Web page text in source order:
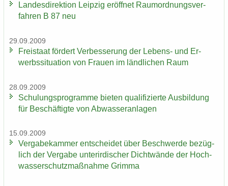
Lan­des­di­rek­ti­on Leip­zig er­öff­net Raum­ord­nungs­ver­
fah­ren B 87 neu
29.09.2009
Frei­staat för­dert Ver­bes­se­rung der Lebens-​ und Er­
werbs­si­tua­ti­on von Frau­en im länd­li­chen Raum
28.09.2009
Schu­lungs­pro­gram­me bie­ten qua­li­fi­zier­te Aus­bil­dung
für Be­schäf­tig­te von Ab­was­ser­an­la­gen
15.09.2009
Ver­ga­be­kam­mer ent­schei­det über Be­schwer­de be­züg­
lich der Ver­ga­be un­ter­ir­di­scher Dicht­wän­de der Hoch­
was­ser­schutz­maß­nah­me Grim­ma